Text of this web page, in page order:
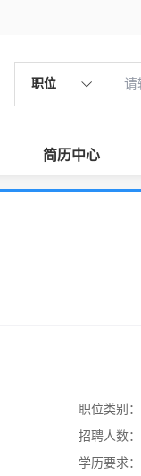
职位
简历中心
职位类别：
招聘人数：
学历要求：